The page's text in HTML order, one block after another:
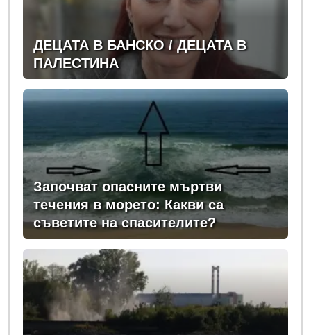
ДЕЦАТА В БАНСКО / ДЕЦАТА В
ПАЛЕСТИНА
Започват опасните мъртви
течения в морето: Какви са
съветите на спасителите?